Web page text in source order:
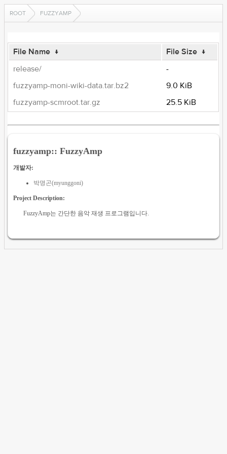
ROOT FUZZYAMP
File Name ↓ File Size ↓
release/
-
fuzzyamp-moni-wiki-data.tar.bz2
9.0 KiB
fuzzyamp-scmroot.tar.gz
25.5 KiB
fuzzyamp:: FuzzyAmp
개발자:
박명곤(myunggoni)
Project Description:
FuzzyAmp는 간단한 음악 재생 프로그램입니다.